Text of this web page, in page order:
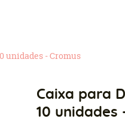
unidades - Cromus
Caixa para
10 unidades